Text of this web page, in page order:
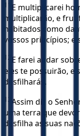
11
E multiplicarei
multiplicarão, e
habitados como
vossos princípios; e
12 E farei andar
eles te possuirão, e
desfilharás.
13 Assim diz o
uma terra que
desfilha as suas